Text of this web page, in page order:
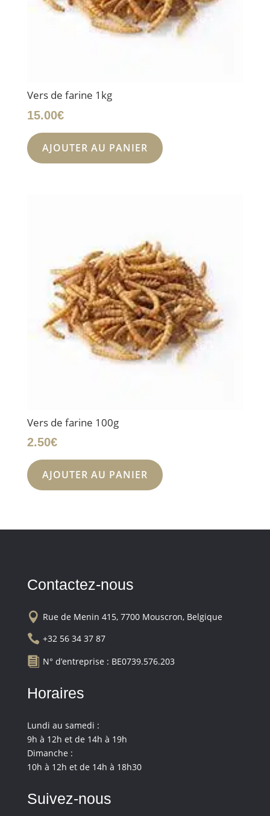
Vers de farine 1kg
15.00€
AJOUTER AU PANIER
Vers de farine 100g
2.50€
AJOUTER AU PANIER
Contactez-nous
 Rue de Menin 415, 7700 Mouscron, Belgique
 +32 56 34 37 87
 N° d’entreprise : BE0739.576.203
Horaires
Lundi au samedi :
9h à 12h et de 14h à 19h
Dimanche :
10h à 12h et de 14h à 18h30
Suivez-nous